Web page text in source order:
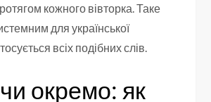
кожного вівторка. Таке
для української
всіх подібних слів.
окремо: як